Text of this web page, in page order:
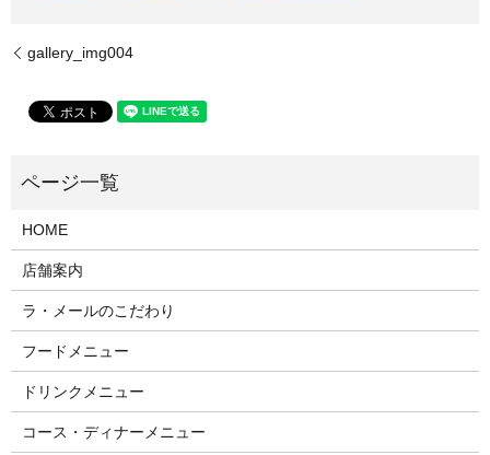
gallery_img004
HOME
店舗案内
ラ・メールのこだわり
フードメニュー
ドリンクメニュー
コース・ディナーメニュー